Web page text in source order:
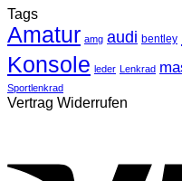
Tags
Amatur amg audi bentley
Konsole leder Lenkrad
Sportlenkrad
Vertrag Widerrufen